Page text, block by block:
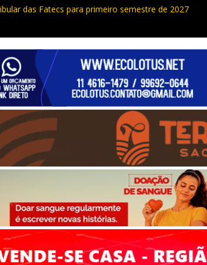
das Fatecs para primeiro semestre de 2027
em postes na Estrada da Roselândia
recupera carga roubada, caminhão e liberta
públicas em Vargem Grande Paulista